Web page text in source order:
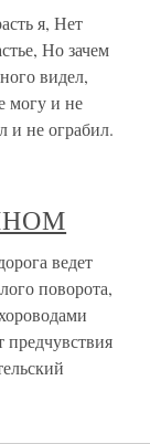
я, Нет
Но зачем
видел,
могу и не
и не ограбил.
ведет
поворота,
предчувствия